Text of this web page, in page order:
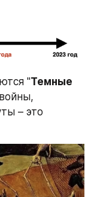
"Темные
– это